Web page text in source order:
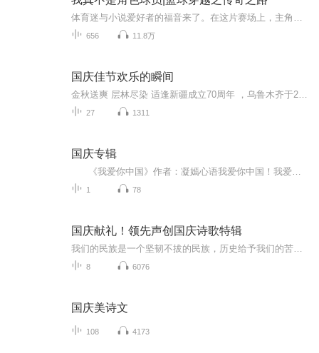
656 11.8万
国庆佳节欢乐的瞬间
27 1311
国庆专辑
1 78
国庆献礼！领先声创国庆诗歌特辑
8 6076
国庆美诗文
108 4173